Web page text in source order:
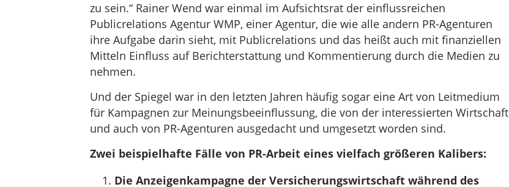
zu sein.“ Rainer Wend war einmal im Aufsichtsrat der einflussreichen
Publicrelations Agentur WMP, einer Agentur, die wie alle andern PR-Agenturen
ihre Aufgabe darin sieht, mit Publicrelations und das heißt auch mit finanziellen
Mitteln Einfluss auf Berichterstattung und Kommentierung durch die Medien zu
nehmen.
Und der Spiegel war in den letzten Jahren häufig sogar eine Art von Leitmedium
für Kampagnen zur Meinungsbeeinflussung, die von der interessierten Wirtschaft
und auch von PR-Agenturen ausgedacht und umgesetzt worden sind.
Zwei beispielhafte Fälle von PR-Arbeit eines vielfach größeren Kalibers:
Die Anzeigenkampagne der Versicherungswirtschaft während des